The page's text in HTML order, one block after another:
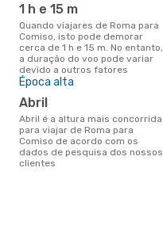
1 h e 15 m
Quando viajares de Roma para
Comiso, isto pode demorar
cerca de 1 h e 15 m. No entanto,
a duração do voo pode variar
devido a outros fatores
Época alta
abril
abril é a altura mais concorrida
para viajar de Roma para
Comiso de acordo com os
dados de pesquisa dos nossos
clientes